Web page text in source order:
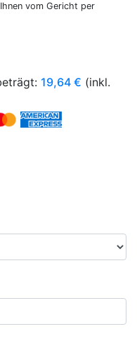
vom Gericht per
19,64 € (inkl.